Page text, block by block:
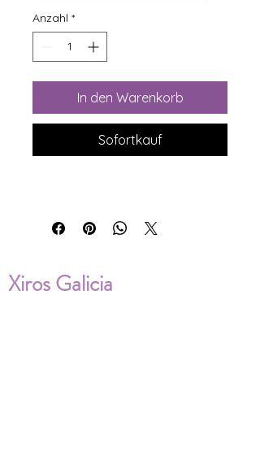
Anzahl *
In den Warenkorb
Sofortkauf
Xiros Galicia